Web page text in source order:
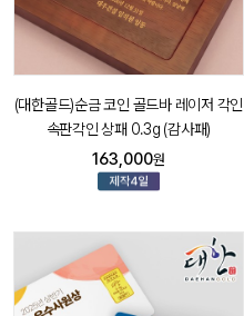
(대한골드)순금 코인 골드바 레이저 각인
속판각인 상패 0.3g (감사패)
163,000원